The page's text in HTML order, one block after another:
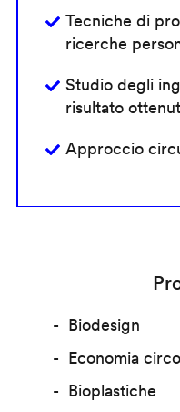
Tecniche di
ricerche
Studio degli
risultato
Approccio
Biodesign
Economia
Bioplastiche